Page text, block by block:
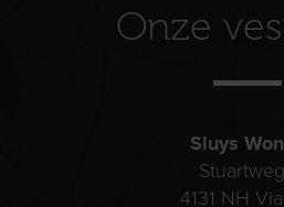
Onze
Sluys
4131 NH